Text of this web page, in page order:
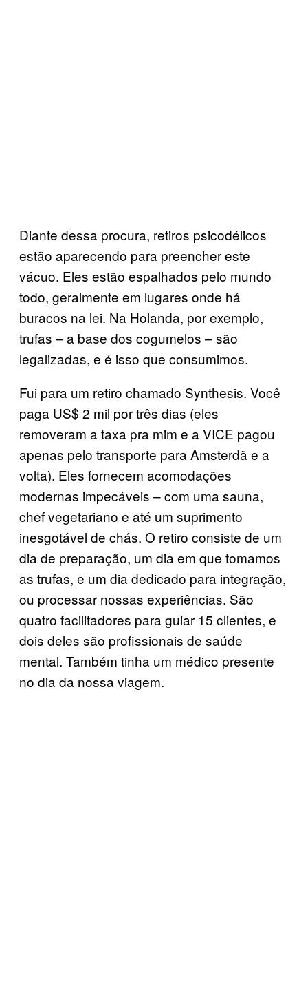
Diante dessa procura, retiros psicodélicos
estão aparecendo para preencher este
vácuo. Eles estão espalhados pelo mundo
todo, geralmente em lugares onde há
buracos na lei. Na Holanda, por exemplo,
trufas – a base dos cogumelos – são
legalizadas, e é isso que consumimos.
Fui para um retiro chamado Synthesis. Você
paga US$ 2 mil por três dias (eles
removeram a taxa pra mim e a VICE pagou
apenas pelo transporte para Amsterdã e a
volta). Eles fornecem acomodações
modernas impecáveis – com uma sauna,
chef vegetariano e até um suprimento
inesgotável de chás. O retiro consiste de um
dia de preparação, um dia em que tomamos
as trufas, e um dia dedicado para integração,
ou processar nossas experiências. São
quatro facilitadores para guiar 15 clientes, e
dois deles são profissionais de saúde
mental. Também tinha um médico presente
no dia da nossa viagem.